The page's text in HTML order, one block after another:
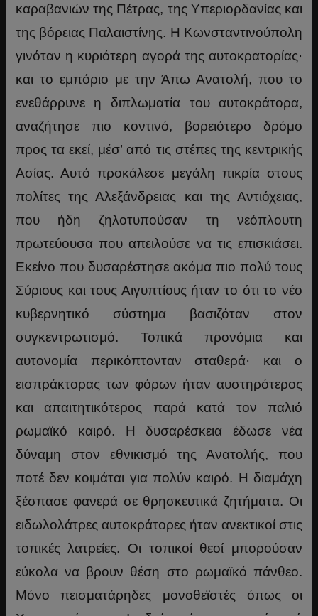
καραβανιών της Πέτρας, της Υπεριορδανίας και
της βόρειας Παλαιστίνης. Η Κωνσταντινούπολη
γινόταν η κυριότερη αγορά της αυτοκρατορίας·
και το εμπόριο με την Άπω Ανατολή, που το
ενεθάρρυνε η διπλωματία του αυτοκράτορα,
αναζήτησε πιο κοντινό, βορειότερο δρόμο
προς τα εκεί, μέσ’ από τις στέπες της κεντρικής
Ασίας. Αυτό προκάλεσε μεγάλη πικρία στους
πολίτες της Αλεξάνδρειας και της Αντιόχειας,
που ήδη ζηλοτυπούσαν τη νεόπλουτη
πρωτεύουσα που απειλούσε να τις επισκιάσει.
Εκείνο που δυσαρέστησε ακόμα πιο πολύ τους
Σύριους και τους Αιγυπτίους ήταν το ότι το νέο
κυβερνητικό σύστημα βασιζόταν στον
συγκεντρωτισμό. Τοπικά προνόμια και
αυτονομία περικόπτονταν σταθερά· και ο
εισπράκτορας των φόρων ήταν αυστηρότερος
και απαιτητικότερος παρά κατά τον παλιό
ρωμαϊκό καιρό. Η δυσαρέσκεια έδωσε νέα
δύναμη στον εθνικισμό της Ανατολής, που
ποτέ δεν κοιμάται για πολύν καιρό. Η διαμάχη
ξέσπασε φανερά σε θρησκευτικά ζητήματα. Οι
ειδωλολάτρες αυτοκράτορες ήταν ανεκτικοί στις
τοπικές λατρείες. Οι τοπικοί θεοί μπορούσαν
εύκολα να βρουν θέση στο ρωμαϊκό πάνθεο.
Μόνο πεισματάρηδες μονοθεϊστές όπως οι